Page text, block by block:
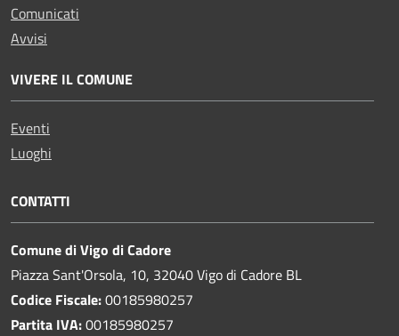
Comunicati
Avvisi
VIVERE IL COMUNE
Eventi
Luoghi
CONTATTI
Comune di Vigo di Cadore
Piazza Sant'Orsola, 10, 32040 Vigo di Cadore BL
Codice Fiscale:00185980257
Partita IVA:00185980257